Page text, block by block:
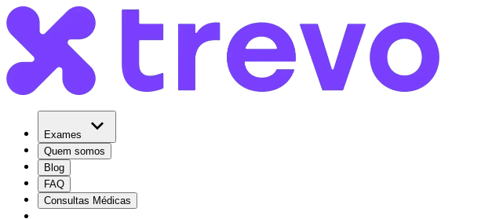
Exames
Quem somos
Blog
FAQ
Consultas Médicas